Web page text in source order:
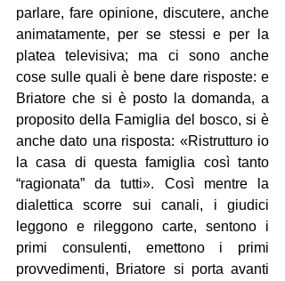
parlare, fare opinione, discutere, anche
animatamente, per se stessi e per la
platea televisiva; ma ci sono anche
cose sulle quali è bene dare risposte: e
Briatore che si è posto la domanda, a
proposito della Famiglia del bosco, si è
anche dato una risposta: «Ristrutturo io
la casa di questa famiglia così tanto
“ragionata” da tutti». Così mentre la
dialettica scorre sui canali, i giudici
leggono e rileggono carte, sentono i
primi consulenti, emettono i primi
provvedimenti, Briatore si porta avanti